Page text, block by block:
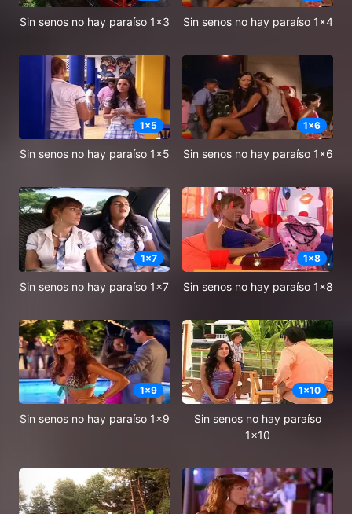
Sin senos no hay paraíso 1x3 Sin senos no hay paraíso 1x4
1x5
Sin senos no hay paraíso 1x5
1x6
Sin senos no hay paraíso 1x6
1x7
Sin senos no hay paraíso 1x7
1x8
Sin senos no hay paraíso 1x8
1x9
Sin senos no hay paraíso 1x9
1x10
Sin senos no hay paraíso
1x10